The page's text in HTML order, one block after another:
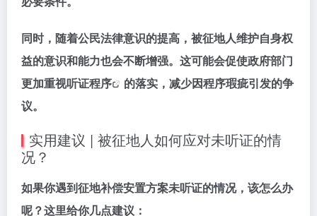
同时，随着公民法律意识的提高，被征地人维护自身权
益的意识和能力也会不断增强。这可能会促使政府部门
更加重视听证程序
的落实，减少因程序瑕疵引发的争
议。
实用建议 | 被征地人如何应对未听证的情
况？
如果你遇到征地补偿安置方案未听证的情况，该怎么办
呢？这里给你几点建议：